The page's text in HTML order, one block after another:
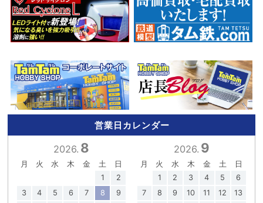
営業日カレンダー
2026. 8
月 火 水 木 金 土
日
1
2
3
4 5 6 7 8
9
2026. 9
月 火 水 木 金 土
日
1
2 3 4 5
6
7
8 9 10 11 12
13